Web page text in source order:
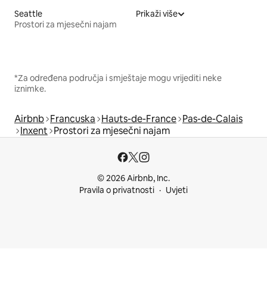
Seattle
Prostori za mjesečni najam
Prikaži više
*Za određena područja i smještaje mogu vrijediti neke
iznimke.
Airbnb Francuska Hauts-de-France Pas-de-Calais
Inxent Prostori za mjesečni najam
© 2026 Airbnb, Inc.
Pravila o privatnosti
Uvjeti